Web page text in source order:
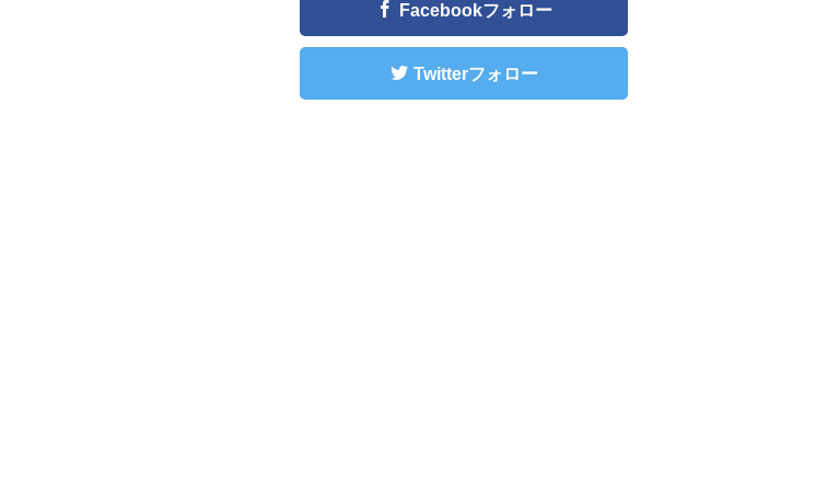
Facebookフォロー
Twitterフォロー